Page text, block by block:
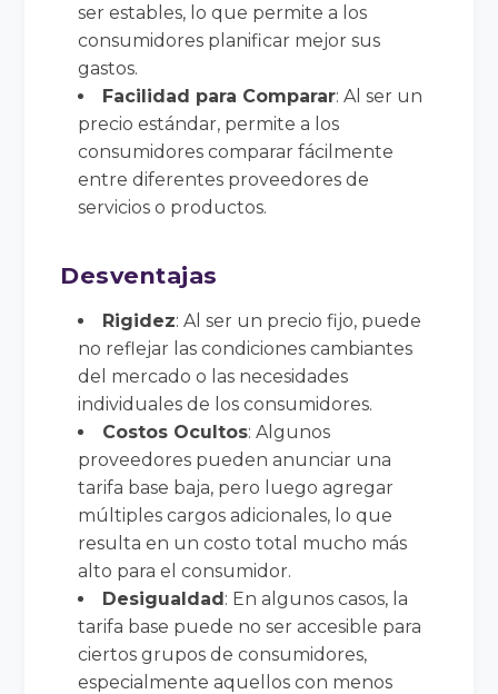
ser estables, lo que permite a los
consumidores planificar mejor sus
gastos.
Facilidad para Comparar: Al ser un
precio estándar, permite a los
consumidores comparar fácilmente
entre diferentes proveedores de
servicios o productos.
Desventajas
Rigidez: Al ser un precio fijo, puede
no reflejar las condiciones cambiantes
del mercado o las necesidades
individuales de los consumidores.
Costos Ocultos: Algunos
proveedores pueden anunciar una
tarifa base baja, pero luego agregar
múltiples cargos adicionales, lo que
resulta en un costo total mucho más
alto para el consumidor.
Desigualdad: En algunos casos, la
tarifa base puede no ser accesible para
ciertos grupos de consumidores,
especialmente aquellos con menos